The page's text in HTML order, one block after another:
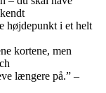
højdepunkt i et helt
kortene, men
længere på.” –